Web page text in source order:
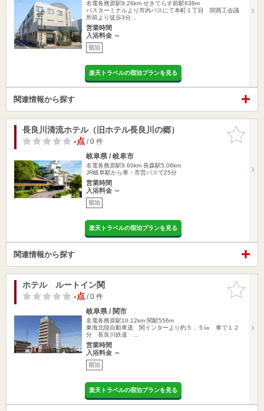
名電各務原駅9.26km せきてらす前駅638m
バスターミナルより市内バスにて本町１丁目 関商工会議
所前より徒歩3分…
営業時間
入浴料金 ～
宿泊
楽天トラベルの宿泊プランを見る
関連情報から探す
お気に入
りに追加
長良川清流ホテル（旧ホテル長良川の郷）
-点/ 0 件
岐阜県 / 岐阜市
名電各務原駅9.60km 長森駅5.06km
JR岐阜駅から車・市営バスで25分
営業時間
入浴料金 ～
宿泊
楽天トラベルの宿泊プランを見る
関連情報から探す
お気に入
りに追加
ホテル ルートイン関
-点/ 0 件
岐阜県 / 関市
名電各務原駅10.12km 関駅556m
東海北陸自動車道 関インターより約５．５㎞ 車で１２
分 長良川鉄道 …
営業時間
入浴料金 ～
宿泊
楽天トラベルの宿泊プランを見る